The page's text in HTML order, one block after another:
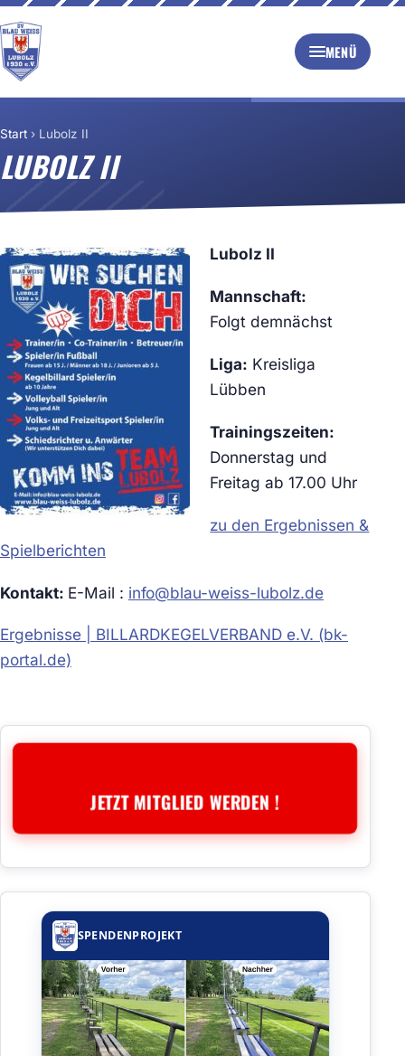
MENÜ
Start › Lubolz II
LUBOLZ II
Lubolz II
Mannschaft:
Folgt demnächst
Liga: Kreisliga
Lübben
Trainingszeiten:
Donnerstag und
Freitag ab 17.00 Uhr
zu den Ergebnissen &
Spielberichten
Kontakt: E-Mail : info@blau-weiss-lubolz.de
Ergebnisse | BILLARDKEGELVERBAND e.V. (bk-
portal.de)
JETZT MITGLIED WERDEN !
SPENDENPROJEKT